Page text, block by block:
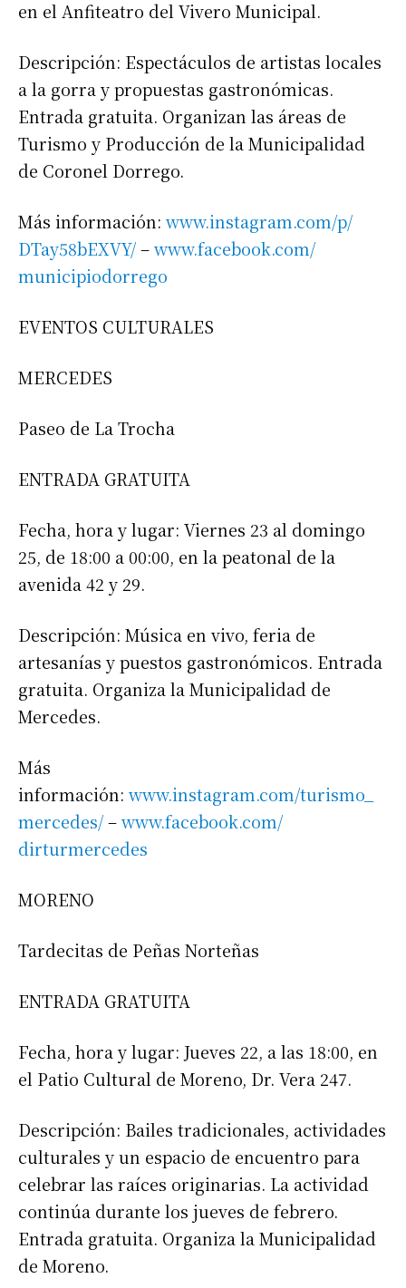
en el Anfiteatro del Vivero Municipal.
Descripción: Espectáculos de artistas locales
a la gorra y propuestas gastronómicas.
Entrada gratuita. Organizan las áreas de
Turismo y Producción de la Municipalidad
de Coronel Dorrego.
Más información: www.instagram.com/p/
DTay58bEXVY/–www.facebook.com/
municipiodorrego
EVENTOS CULTURALES
MERCEDES
Paseo de La Trocha
ENTRADA GRATUITA
Fecha, hora y lugar: Viernes 23 al domingo
25, de 18:00 a 00:00, en la peatonal de la
avenida 42 y 29.
Descripción: Música en vivo, feria de
artesanías y puestos gastronómicos. Entrada
gratuita. Organiza la Municipalidad de
Mercedes.
Más
información: www.instagram.com/turismo_
mercedes/–www.facebook.com/
dirturmercedes
MORENO
Tardecitas de Peñas Norteñas
ENTRADA GRATUITA
Fecha, hora y lugar: Jueves 22, a las 18:00, en
el Patio Cultural de Moreno, Dr. Vera 247.
Descripción: Bailes tradicionales, actividades
culturales y un espacio de encuentro para
celebrar las raíces originarias. La actividad
continúa durante los jueves de febrero.
Entrada gratuita. Organiza la Municipalidad
de Moreno.